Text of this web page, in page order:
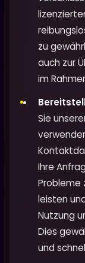
zu
auch zur
im
Sie
Ihre
Probleme
leisten
Nutzung
Dies
und